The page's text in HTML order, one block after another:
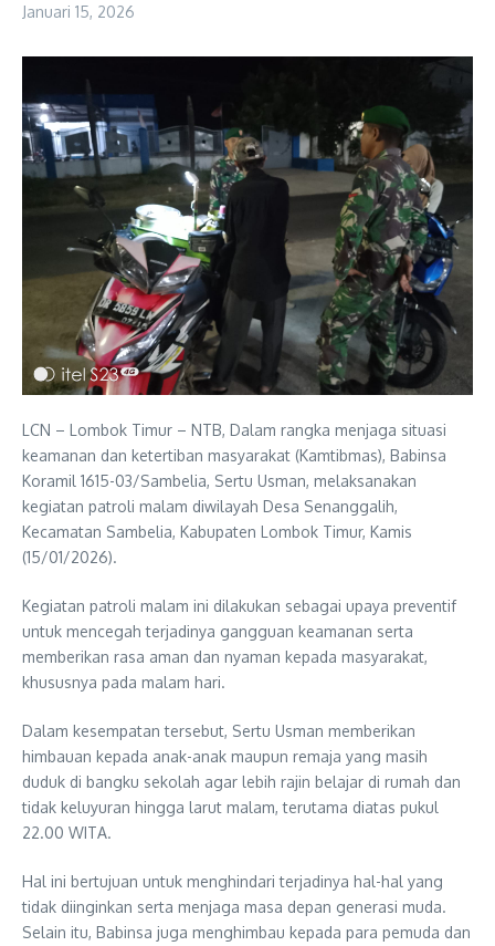
Januari 15, 2026
LCN – Lombok Timur – NTB, Dalam rangka menjaga situasi
keamanan dan ketertiban masyarakat (Kamtibmas), Babinsa
Koramil 1615-03/Sambelia, Sertu Usman, melaksanakan
kegiatan patroli malam diwilayah Desa Senanggalih,
Kecamatan Sambelia, Kabupaten Lombok Timur, Kamis
(15/01/2026).
Kegiatan patroli malam ini dilakukan sebagai upaya preventif
untuk mencegah terjadinya gangguan keamanan serta
memberikan rasa aman dan nyaman kepada masyarakat,
khususnya pada malam hari.
Dalam kesempatan tersebut, Sertu Usman memberikan
himbauan kepada anak-anak maupun remaja yang masih
duduk di bangku sekolah agar lebih rajin belajar di rumah dan
tidak keluyuran hingga larut malam, terutama diatas pukul
22.00 WITA.
Hal ini bertujuan untuk menghindari terjadinya hal-hal yang
tidak diinginkan serta menjaga masa depan generasi muda.
Selain itu, Babinsa juga menghimbau kepada para pemuda dan